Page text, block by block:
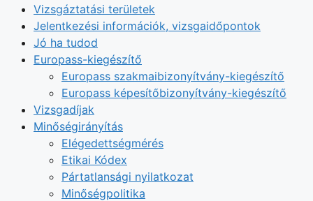
Vizsgáztatási területek
Jelentkezési információk, vizsgaidőpontok
Jó ha tudod
Europass-kiegészítő
Europass szakmaibizonyítvány-kiegészítő
Europass képesítőbizonyítvány-kiegészítő
Vizsgadíjak
Minőségirányítás
Elégedettségmérés
Etikai Kódex
Pártatlansági nyilatkozat
Minőségpolitika